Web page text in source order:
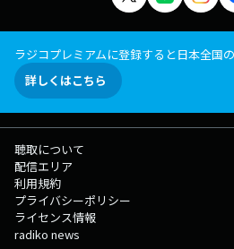
ラジコプレミアムに登録すると日本全国
詳しくはこちら
聴取について
配信エリア
利用規約
プライバシーポリシー
ライセンス情報
radiko news